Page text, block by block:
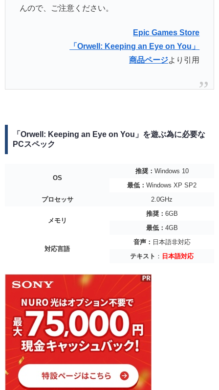
んので、ご注意ください。
Epic Games Store
「Orwell: Keeping an Eye on You」
商品ページより引用
「Orwell: Keeping an Eye on You」を遊ぶ為に必要な
PCスペック
OS
推奨： Windows 10
最低： Windows XP SP2
プロセッサ
2.0GHz
メモリ
推奨： 6GB
最低： 4GB
対応言語
音声： 日本語非対応
テキスト ： 日本語対応